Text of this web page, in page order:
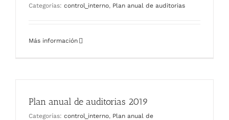
Categorías: control_interno, Plan anual de auditorias
Más información
Plan anual de auditorias 2019
Categorías: control_interno, Plan anual de